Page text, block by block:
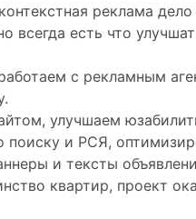
реклама
всегда есть что
с рекламным
улучшаем
и РСЯ,
и тексты
квартир, проект